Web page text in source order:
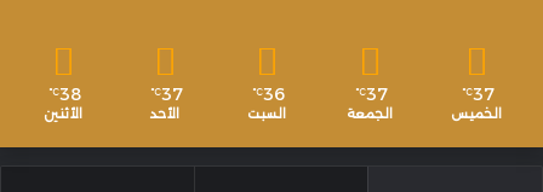
37
℃
الخميس
37
℃
الجمعة
36
℃
السبت
37
℃
الأحد
38
℃
الأثنين